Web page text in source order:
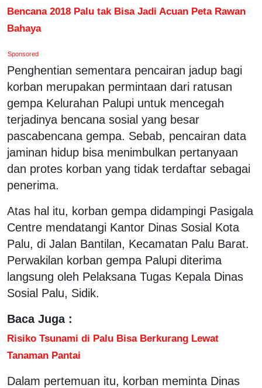
Bencana 2018 Palu tak Bisa Jadi Acuan Peta Rawan
Bahaya
Sponsored
Penghentian sementara pencairan jadup bagi
korban merupakan permintaan dari ratusan
gempa Kelurahan Palupi untuk mencegah
terjadinya bencana sosial yang besar
pascabencana gempa. Sebab, pencairan data
jaminan hidup bisa menimbulkan pertanyaan
dan protes korban yang tidak terdaftar sebagai
penerima.
Atas hal itu, korban gempa didampingi Pasigala
Centre mendatangi Kantor Dinas Sosial Kota
Palu, di Jalan Bantilan, Kecamatan Palu Barat.
Perwakilan korban gempa Palupi diterima
langsung oleh Pelaksana Tugas Kepala Dinas
Sosial Palu, Sidik.
Baca Juga :
Risiko Tsunami di Palu Bisa Berkurang Lewat
Tanaman Pantai
Dalam pertemuan itu, korban meminta Dinas